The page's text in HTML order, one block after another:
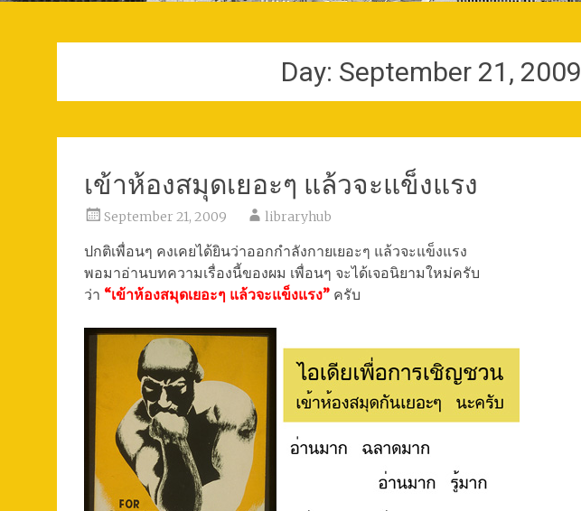
Day: September 21, 2009
เข้าห้องสมุดเยอะๆ แล้วจะแข็งแรง
September 21, 2009 libraryhub
ปกติเพื่อนๆ คงเคยได้ยินว่าออกกำลังกายเยอะๆ แล้วจะแข็งแรง
พอมาอ่านบทความเรื่องนี้ของผม เพื่อนๆ จะได้เจอนิยามใหม่ครับ
ว่า “เข้าห้องสมุดเยอะๆ แล้วจะแข็งแรง” ครับ